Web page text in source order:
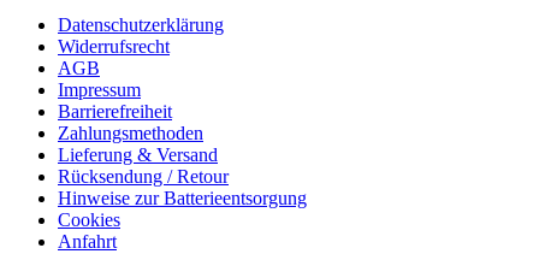
Datenschutzerklärung
Widerrufsrecht
AGB
Impressum
Barrierefreiheit
Zahlungsmethoden
Lieferung & Versand
Rücksendung / Retour
Hinweise zur Batterieentsorgung
Cookies
Anfahrt